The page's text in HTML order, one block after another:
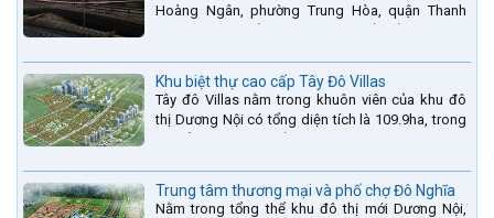
Hoàng Ngân, phường Trung Hòa, quận Thanh
Khu biệt thự cao cấp Tây Đô Villas
Tây đô Villas nằm trong khuôn viên của khu đô
thị Dương Nội có tổng diện tích là 109.9ha, trong
Trung tâm thương mại và phố chợ Đô Nghĩa
Nằm trong tổng thể khu đô thị mới Dương Nội,